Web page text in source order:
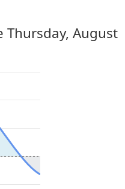
Thursday, August